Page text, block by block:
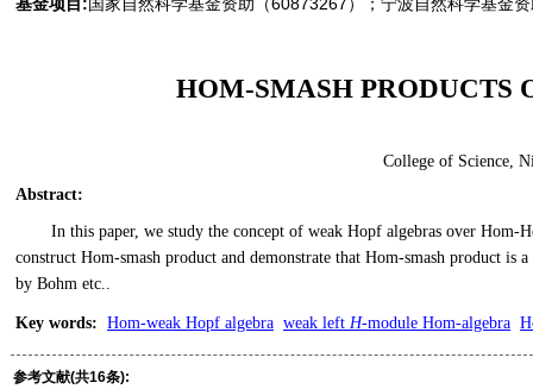
HOM-SMASH PRODUCTS
College of Science,
Abstract:
In this paper, we study the concept of weak Hopf algebras over
construct Hom-smash product and demonstrate that Hom-smash product
by Bohm etc..
Key words: Hom-weak Hopf algebra weak left H-module Hom-algebra
参考文献(共16条):